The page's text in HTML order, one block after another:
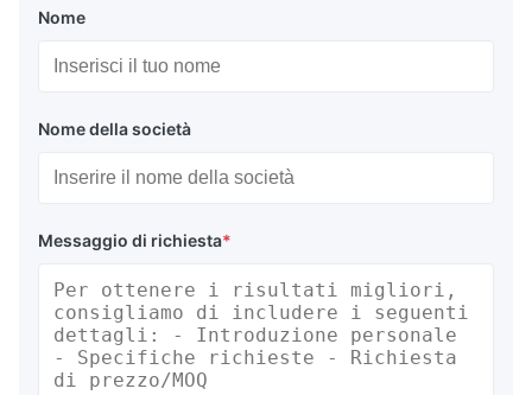
Nome
Nome della società
Messaggio di richiesta*